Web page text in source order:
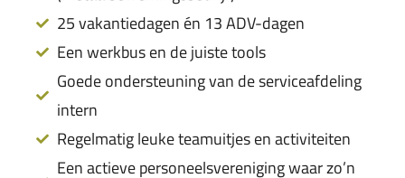
25 vakantiedagen én 13 ADV-dagen
Een werkbus en de juiste tools
Goede ondersteuning van de serviceafdeling
intern
Regelmatig leuke teamuitjes en activiteiten
Een actieve personeelsvereniging waar zo’n